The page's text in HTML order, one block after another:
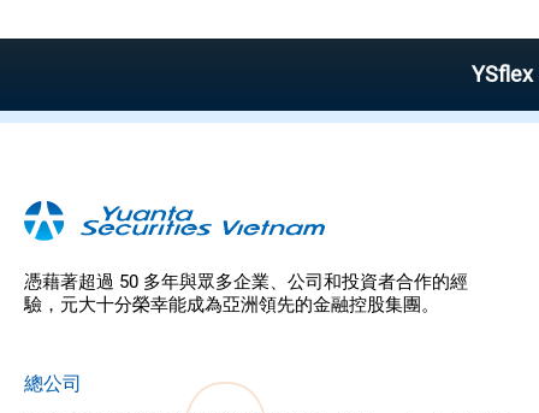
YSflex –
憑藉著超過 50 多年與眾多企業、公司和投資者合作的經
驗，元大十分榮幸能成為亞洲領先的金融控股集團。
總公司